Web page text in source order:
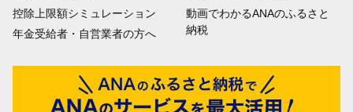
控除上限額シミュレーション
年金受給者・自営業者の方へ
動画でわかるANAのふるさと
納税